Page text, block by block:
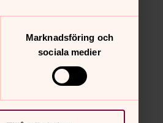
Marknadsföring och
sociala medier